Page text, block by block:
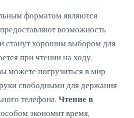
форматом являются
возможность
станут хорошим выбором для
при чтении на ходу.
можете погрузиться в мир
свободными для держания
телефона. Чтение в
экономит время,